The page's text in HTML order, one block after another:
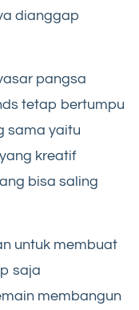
dianggap
pangsa
tetap bertumpu
sama yaitu
kreatif
bisa saling
untuk membuat
saja
membangun